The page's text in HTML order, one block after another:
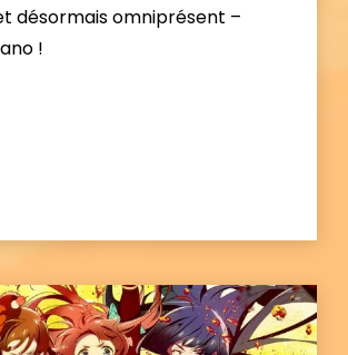
désormais omniprésent –
!